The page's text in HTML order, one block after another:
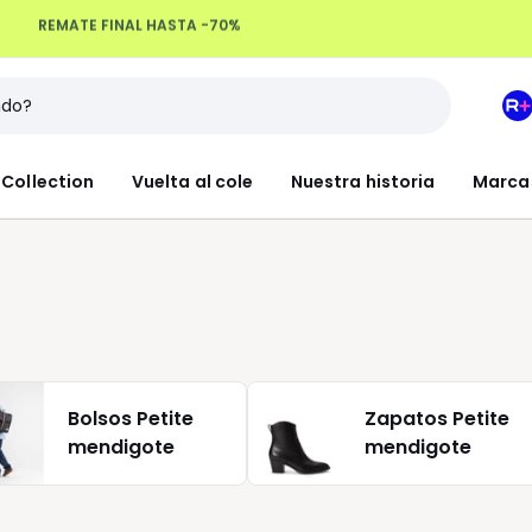
Devoluciones hasta 100 días
Collection Vuelta al cole Nuestra historia
Mi
Bolsos Petite
mendigote
Zapatos Petite
mendigote